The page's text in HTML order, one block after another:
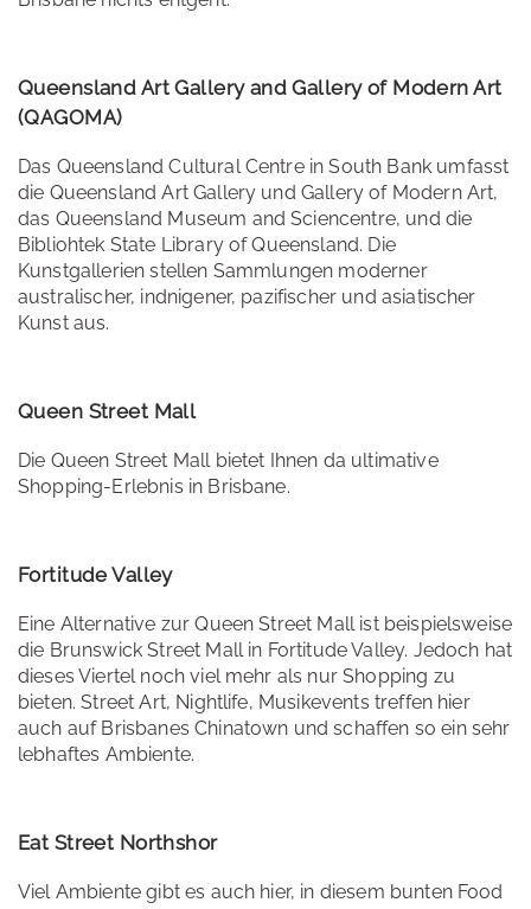
Queensland Art Gallery and Gallery of Modern Art
(QAGOMA)
Das Queensland Cultural Centre in South Bank umfasst
die Queensland Art Gallery und Gallery of Modern Art,
das Queensland Museum and Sciencentre, und die
Bibliohtek State Library of Queensland. Die
Kunstgallerien stellen Sammlungen moderner
australischer, indnigener, pazifischer und asiatischer
Kunst aus.
Queen Street Mall
Die Queen Street Mall bietet Ihnen da ultimative
Shopping-Erlebnis in Brisbane.
Fortitude Valley
Eine Alternative zur Queen Street Mall ist beispielsweise
die Brunswick Street Mall in Fortitude Valley. Jedoch hat
dieses Viertel noch viel mehr als nur Shopping zu
bieten. Street Art, Nightlife, Musikevents treffen hier
auch auf Brisbanes Chinatown und schaffen so ein sehr
lebhaftes Ambiente.
Eat Street Northshor
Viel Ambiente gibt es auch hier, in diesem bunten Food